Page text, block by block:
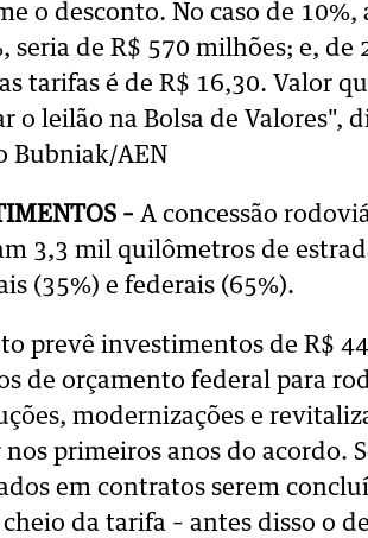
o desconto. No caso de
seria de R$ 570 milhões; e,
tarifas é de R$ 16,30. Valor
o leilão na Bolsa de Valores",
Bubniak/AEN
– A concessão
3,3 mil quilômetros de
(35%) e federais (65%).
prevê investimentos de R$
de orçamento federal para
modernizações e
primeiros anos do acordo.
em contratos serem
da tarifa – antes disso o